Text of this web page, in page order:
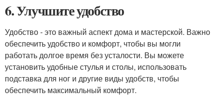
6. Улучшите удобство
Удобство - это важный аспект дома и мастерской. Важно
обеспечить удобство и комфорт, чтобы вы могли
работать долгое время без усталости. Вы можете
установить удобные стулья и столы, использовать
подставка для ног и другие виды удобств, чтобы
обеспечить максимальный комфорт.